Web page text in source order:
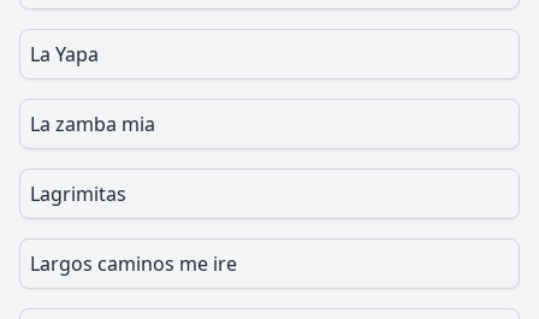
La Yapa
La zamba mia
Lagrimitas
Largos caminos me ire